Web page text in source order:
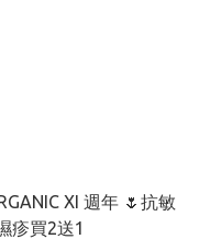
XI 週年 🌷抗敏
疹買2送1